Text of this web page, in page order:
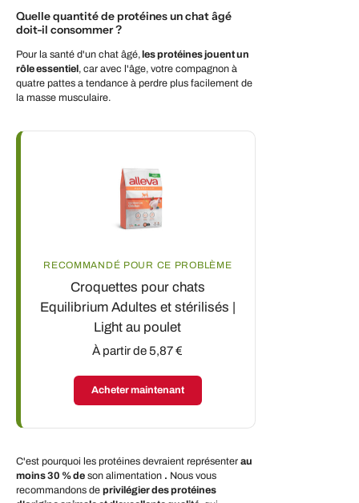
Quelle quantité de protéines un chat âgé
doit-il consommer ?
Pour la santé d'un chat âgé,les protéines jouent un
rôle essentiel, car avec l'âge, votre compagnon à
quatre pattes a tendance à perdre plus facilement de
la masse musculaire.
RECOMMANDÉ POUR CE PROBLÈME
Croquettes pour chats
Equilibrium Adultes et stérilisés |
Light au poulet
À partir de 5,87 €
Acheter maintenant
C'est pourquoi les protéines devraient représenter au
moins 30 % de son alimentation . Nous vous
recommandons de privilégier des protéines